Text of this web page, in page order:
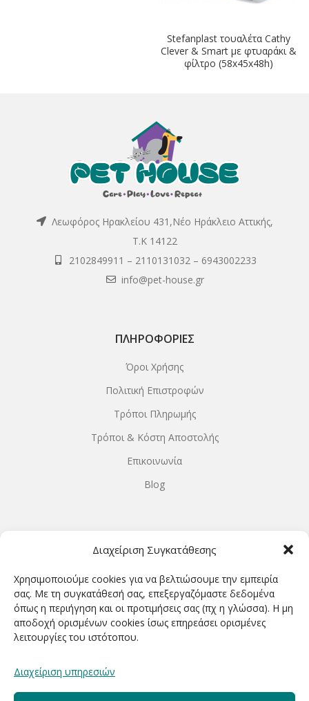
Διαχείριση Συγκατάθεσης
Χρησιμοποιούμε cookies για να βελτιώσουμε την εμπειρία
σας. Με τη συγκατάθεσή σας, επεξεργαζόμαστε δεδομένα
όπως η περιήγηση και οι προτιμήσεις σας (πχ η γλώσσα). Η μη
αποδοχή ορισμένων cookies ίσως επηρεάσει ορισμένες
λειτουργίες του ιστότοπου.
Διαχείριση υπηρεσιών
Stefanplast τουαλέτα Cathy
Clever & Smart με φτυαράκι &
φίλτρο (58x45x48h)
Λεωφόρος Ηρακλείου 431,Νέο Ηράκλειο Αττικής,
Τ.Κ 14122
2102849911 – 2110131032 – 6943002233
info@pet-house.gr
ΠΛΗΡΟΦΟΡΊΕΣ
Όροι Χρήσης
Πολιτική Επιστροφών
Τρόποι Πληρωμής
Τρόποι & Κόστη Αποστολής
Επικοινωνία
Blog
ΤΡΙΤΗ-ΠΕΜΠΤΗ-ΠΑΡΑΣΚΕΥΗ 9.00-20.00
ΣΑΒΒΑΤΟ 9.00-15.00
ΕΓΓΡΑΦΕΊΤΕ ΓΙΑ ΝΑ ΛΑΜΒΆΝΕΤΕ ΠΡΏΤΟΙ NΈΑ &